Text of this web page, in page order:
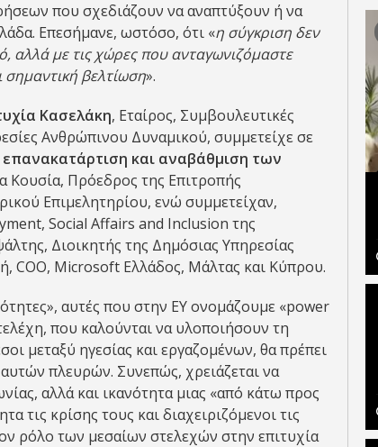
που σχεδιάζουν να αναπτύξουν ή να
Επεσήμανε, ωστόσο, ότι «η σύγκριση δεν
αλλά με τις χώρες που ανταγωνιζόμαστε
σημαντική βελτίωση».
Κασελάκη, Εταίρος, Συμβουλευτικές
Ανθρώπινου Δυναμικού, συμμετείχε σε
επανακατάρτιση και αναβάθμιση των
Κουσία, Πρόεδρος της Επιτροπής
Επιμελητηρίου, ενώ συμμετείχαν,
Social Affairs and Inclusion της
Διοικητής της Δημόσιας Υπηρεσίας
COO, Microsoft Ελλάδος, Μάλτας και Κύπρου.
αυτές που στην EY ονομάζουμε «power
που καλούνται να υλοποιήσουν τη
μεταξύ ηγεσίας και εργαζομένων, θα πρέπει
πλευρών. Συνεπώς, χρειάζεται να
αλλά και ικανότητα μιας «από κάτω προς
τις κρίσης τους και διαχειριζόμενοι τις
ρόλο των μεσαίων στελεχών στην επιτυχία